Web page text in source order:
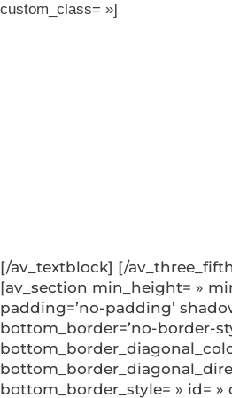
custom_class= »]
[/av_textblock] [/
[av_section min_height= »
padding=’no-padding’
bottom_border=’no-border-
bottom_border_style= » id= »